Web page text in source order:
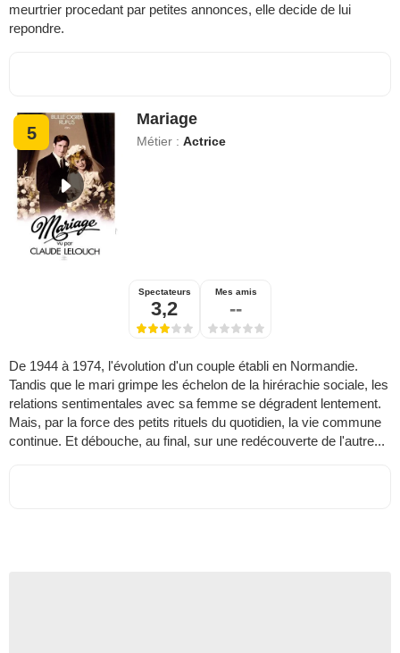
meurtrier procedant par petites annonces, elle decide de lui
repondre.
5
Mariage
Métier :Actrice
Spectateurs
3,2
Mes amis
--
De 1944 à 1974, l'évolution d'un couple établi en Normandie.
Tandis que le mari grimpe les échelon de la hirérachie sociale, les
relations sentimentales avec sa femme se dégradent lentement.
Mais, par la force des petits rituels du quotidien, la vie commune
continue. Et débouche, au final, sur une redécouverte de l'autre...